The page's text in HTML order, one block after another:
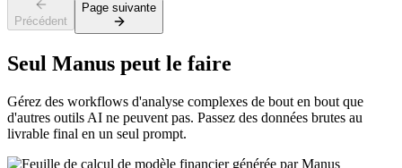
Précédent
Page suivante
Seul Manus peut le faire
Gérez des workflows d'analyse complexes de bout en bout que
d'autres outils AI ne peuvent pas. Passez des données brutes au
livrable final en un seul prompt.